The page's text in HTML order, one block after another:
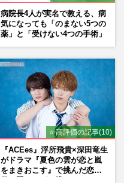
病院長4人が実名で教える、病
気になっても「のまない5つの
薬」と「受けない4つの手術」
⭐ 高評価の記事(10)
『ACEes』浮所飛貴×深田竜生
がドラマ『夏色の雲が恋と嵐
をまきおこす』で挑んだ恋人